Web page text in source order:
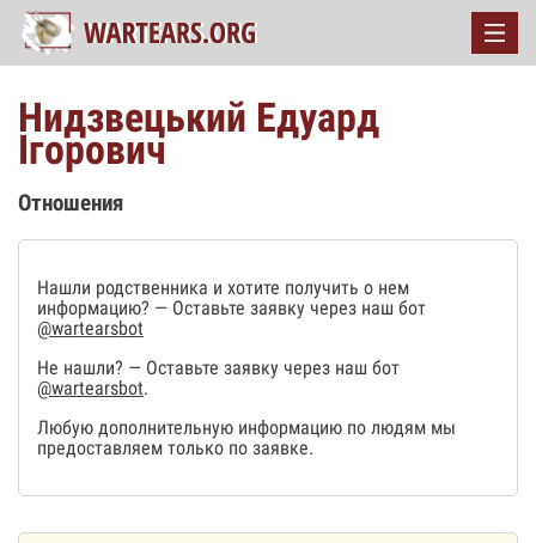
Нидзвецький Едуард
Ігорович
Отношения
Нашли родственника и хотите получить о нем
информацию? — Оставьте заявку через наш бот
@wartearsbot
Не нашли? — Оставьте заявку через наш бот
@wartearsbot.
Любую дополнительную информацию по людям мы
предоставляем только по заявке.